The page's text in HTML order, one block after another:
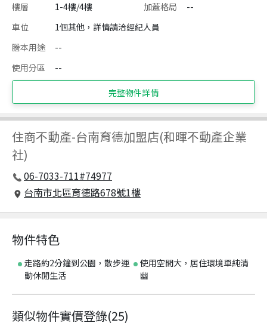
樓層
1-4樓/4樓 加蓋格局
--
車位
1個其他，詳情請洽經紀人員
謄本用途
--
使用分區
--
完整物件詳情
住商不動產-台南育德加盟店(和暉不動產企業
社)
06-7033-711#74977
台南市北區育德路678號1樓
物件特色
走路約2分鐘到公園，散步運
動休閒生活
使用空間大，居住環境單純清
幽
類似物件實價登錄(25)